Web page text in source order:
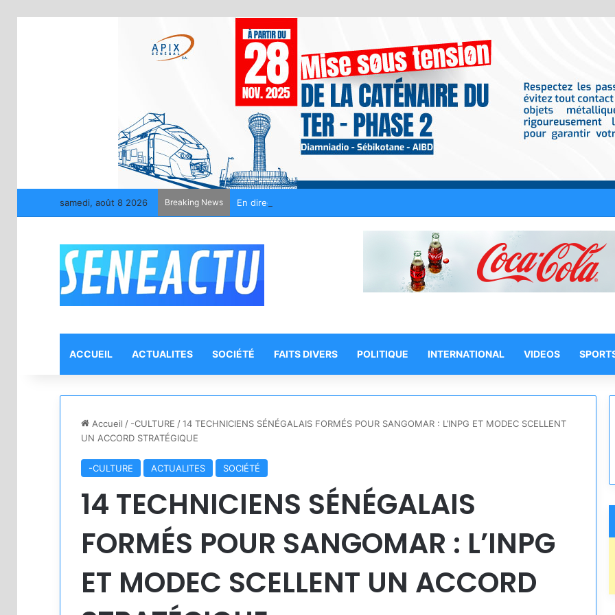
samedi, août 8 2026 Breaking News En direct Sénégal vs Tunisie, 2e journée de l’Afrobasket U18 2026.
ACCUEIL ACTUALITES SOCIÉTÉ FAITS DIVERS POLITIQUE INTERNATIONAL VIDEOS
Accueil / -CULTURE /14 TECHNICIENS SÉNÉGALAIS FORMÉS POUR SANGOMAR : L’INPG ET MODEC SCELLENT
UN ACCORD STRATÉGIQUE
-CULTURE ACTUALITES SOCIÉTÉ
14 TECHNICIENS SÉNÉGALAIS
FORMÉS POUR SANGOMAR : L’INPG
ET MODEC SCELLENT UN ACCORD